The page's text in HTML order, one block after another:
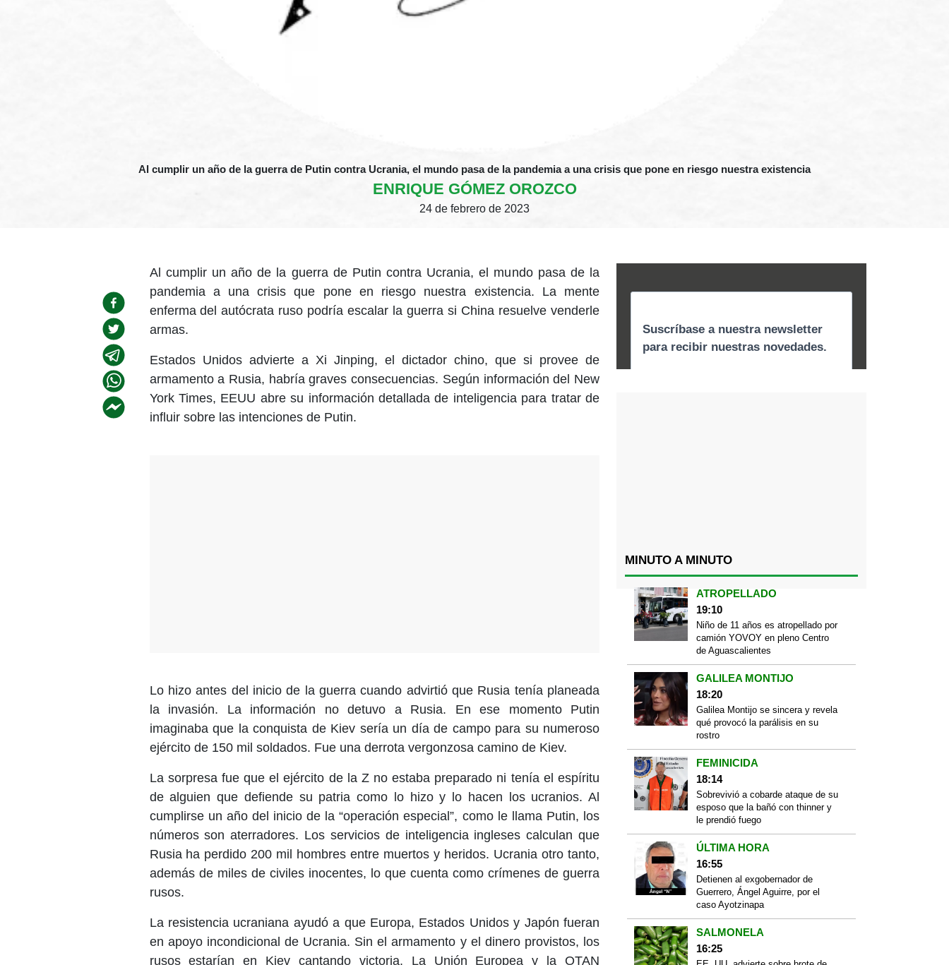
Al cumplir un año de la guerra de Putin contra Ucrania, el mundo pasa de la pandemia a una crisis que pone en riesgo nuestra existencia
ENRIQUE GÓMEZ OROZCO
24 de febrero de 2023
Al cumplir un año de la guerra de Putin contra Ucrania, el mundo pasa de la
pandemia a una crisis que pone en riesgo nuestra existencia. La mente
enferma del autócrata ruso podría escalar la guerra si China resuelve venderle
armas.
Estados Unidos advierte a Xi Jinping, el dictador chino, que si provee de
armamento a Rusia, habría graves consecuencias. Según información del New
York Times, EEUU abre su información detallada de inteligencia para tratar de
influir sobre las intenciones de Putin.
Lo hizo antes del inicio de la guerra cuando advirtió que Rusia tenía planeada
la invasión. La información no detuvo a Rusia. En ese momento Putin
imaginaba que la conquista de Kiev sería un día de campo para su numeroso
ejército de 150 mil soldados. Fue una derrota vergonzosa camino de Kiev.
La sorpresa fue que el ejército de la Z no estaba preparado ni tenía el espíritu
de alguien que defiende su patria como lo hizo y lo hacen los ucranios. Al
cumplirse un año del inicio de la “operación especial”, como le llama Putin, los
números son aterradores. Los servicios de inteligencia ingleses calculan que
Rusia ha perdido 200 mil hombres entre muertos y heridos. Ucrania otro tanto,
además de miles de civiles inocentes, lo que cuenta como crímenes de guerra
rusos.
La resistencia ucraniana ayudó a que Europa, Estados Unidos y Japón fueran
en apoyo incondicional de Ucrania. Sin el armamento y el dinero provistos, los
rusos estarían en Kiev cantando victoria. La Unión Europea y la OTAN
MINUTO A MINUTO
ATROPELLADO
19:10
Niño de 11 años es atropellado por
camión YOVOY en pleno Centro
de Aguascalientes
GALILEA MONTIJO
18:20
Galilea Montijo se sincera y revela
qué provocó la parálisis en su
rostro
FEMINICIDA
18:14
Sobrevivió a cobarde ataque de su
esposo que la bañó con thinner y
le prendió fuego
ÚLTIMA HORA
16:55
Detienen al exgobernador de
Guerrero, Ángel Aguirre, por el
caso Ayotzinapa
SALMONELA
16:25